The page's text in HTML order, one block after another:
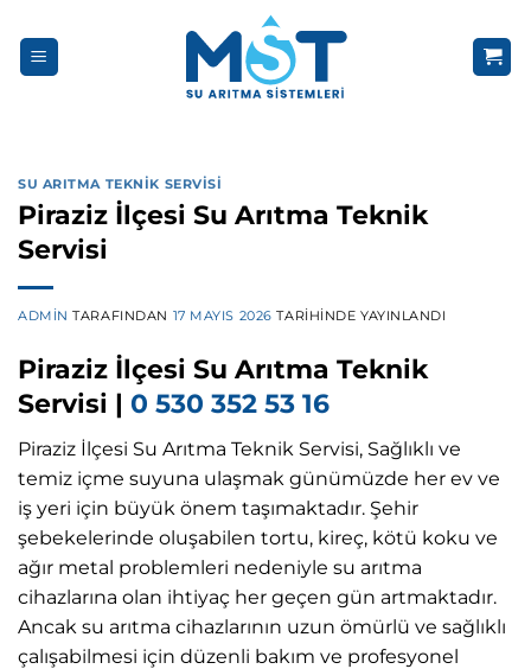
atla
SU ARITMA TEKNIK SERVISI
Piraziz İlçesi Su Arıtma Teknik
Servisi
ADMIN TARAFINDAN 17 MAYIS 2026 TARIHINDE YAYINLANDI
Piraziz İlçesi Su Arıtma Teknik
Servisi | 0 530 352 53 16
Piraziz İlçesi Su Arıtma Teknik Servisi, Sağlıklı ve
temiz içme suyuna ulaşmak günümüzde her ev ve
iş yeri için büyük önem taşımaktadır. Şehir
şebekelerinde oluşabilen tortu, kireç, kötü koku ve
ağır metal problemleri nedeniyle su arıtma
cihazlarına olan ihtiyaç her geçen gün artmaktadır.
Ancak su arıtma cihazlarının uzun ömürlü ve sağlıklı
çalışabilmesi için düzenli bakım ve profesyonel